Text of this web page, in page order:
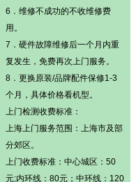
6．维修不成功的不收维修费
用。
7．硬件故障维修后一个月内重
复发生，免费再次上门服务。
8．更换原装/品牌配件保修1-3
个月，具体价格看机型。
上门检测收费标准：
上海上门服务范围：上海市及部
分郊区。
上门收费标准：中心城区：50
元;内环线：80元；中环线：120